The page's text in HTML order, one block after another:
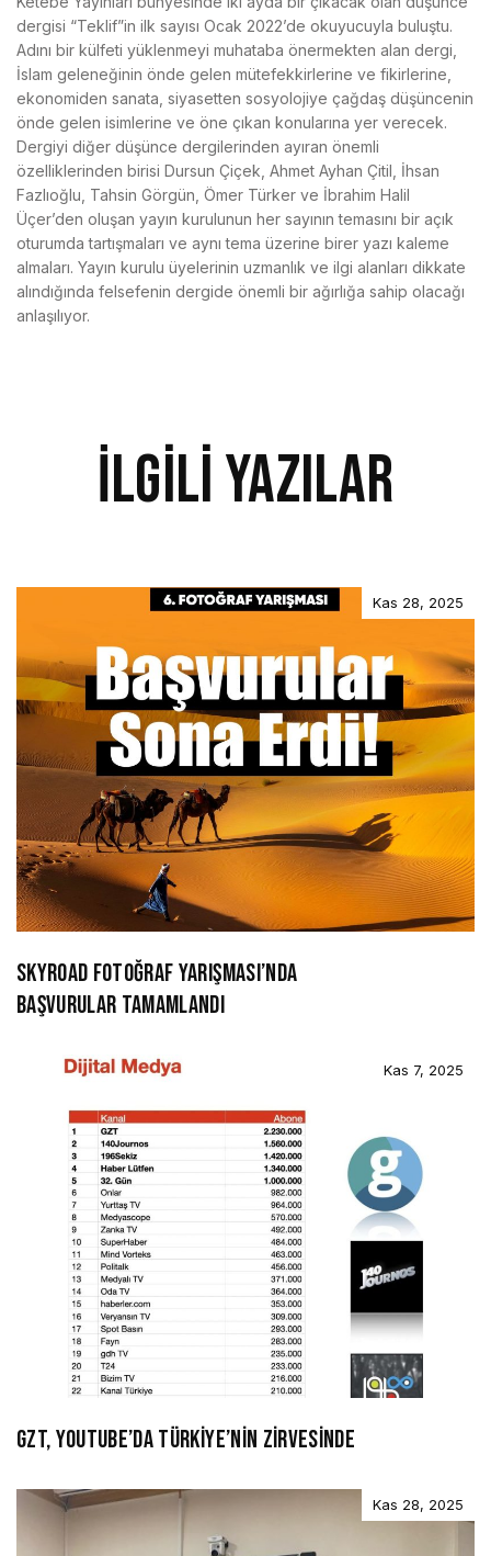
dergisi “Teklif”in ilk sayısı Ocak 2022’de okuyucuyla buluştu.
Adını bir külfeti yüklenmeyi muhataba önermekten alan dergi,
İslam geleneğinin önde gelen mütefekkirlerine ve fikirlerine,
ekonomiden sanata, siyasetten sosyolojiye çağdaş düşüncenin
önde gelen isimlerine ve öne çıkan konularına yer verecek.
Dergiyi diğer düşünce dergilerinden ayıran önemli
özelliklerinden birisi Dursun Çiçek, Ahmet Ayhan Çitil, İhsan
Fazlıoğlu, Tahsin Görgün, Ömer Türker ve İbrahim Halil
Üçer’den oluşan yayın kurulunun her sayının temasını bir açık
oturumda tartışmaları ve aynı tema üzerine birer yazı kaleme
almaları. Yayın kurulu üyelerinin uzmanlık ve ilgi alanları dikkate
alındığında felsefenin dergide önemli bir ağırlığa sahip olacağı
anlaşılıyor.
İlgili Yazılar
Kas 28, 2025
SKYROAD FOTOĞRAF YARIŞMASI’NDA
BAŞVURULAR TAMAMLANDI
Kas 7, 2025
GZT, YOUTUBE’DA TÜRKİYE’NİN ZİRVESİNDE
Kas 28, 2025